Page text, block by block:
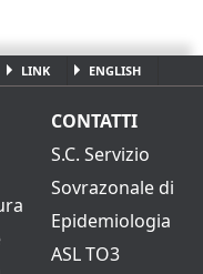
LINK ENGLISH
CONTATTI
S.C. Servizio
Sovrazonale di
Epidemiologia
ASL TO3